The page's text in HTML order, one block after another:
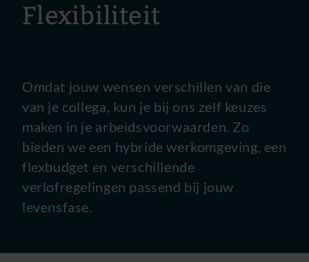
Flexibiliteit
Omdat jouw wensen verschillen van die
van je collega, kun je bij ons zelf keuzes
maken in je arbeidsvoorwaarden. Zo
bieden we een hybride werkomgeving, een
flexbudget en verschillende
verlofregelingen passend bij jouw
levensfase.